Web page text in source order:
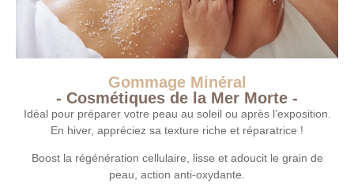
Gommage Minéral
- Cosmétiques de la Mer Morte -
Idéal pour préparer votre peau au soleil ou après l’exposition.
En hiver, appréciez sa texture riche et réparatrice !
Boost la régénération cellulaire, lisse et adoucit le grain de
peau, action anti-oxydante.